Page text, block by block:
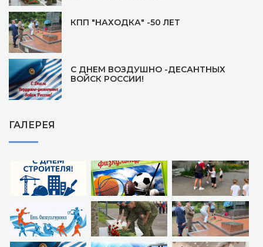
КПП "НАХОДКА" -50 ЛЕТ
С ДНЕМ ВОЗДУШНО -ДЕСАНТНЫХ
ВОЙСК РОССИИ!
ГАЛЕРЕЯ